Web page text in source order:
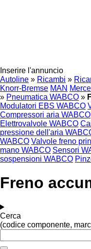
Inserire l'annuncio
Autoline » Ricambi »
Knorr-Bremse MAN
» Pneumatica WABCO »
Modulatori EBS WABCO
Compressori aria WABCO
Elettrovalvole WABCO
pressione dell'aria
WABCO Valvole freno
mano WABCO Sensori
sospensioni WABCO
Freno
Cerca
(codice componente,